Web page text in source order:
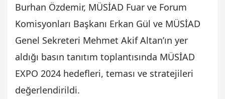
Burhan Özdemir, MÜSİAD Fuar ve Forum
Komisyonları Başkanı Erkan Gül ve MÜSİAD
Genel Sekreteri Mehmet Akif Altan’ın yer
aldığı basın tanıtım toplantısında MÜSİAD
EXPO 2024 hedefleri, teması ve stratejileri
değerlendirildi.